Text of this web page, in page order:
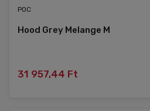
POC
Hood Grey Melange M
31 957,44 Ft